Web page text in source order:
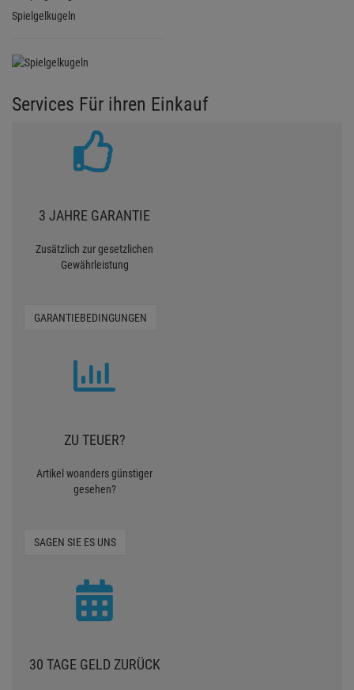
Spielgelkugeln
Services Für ihren Einkauf
3 JAHRE GARANTIE
Zusätzlich zur gesetzlichen
Gewährleistung
GARANTIEBEDINGUNGEN
ZU TEUER?
Artikel woanders günstiger
gesehen?
SAGEN SIE ES UNS
30 TAGE GELD ZURÜCK